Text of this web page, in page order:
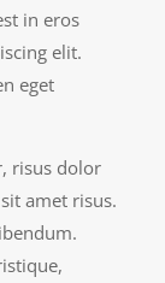
in eros
elit.
eget
risus dolor
amet risus.